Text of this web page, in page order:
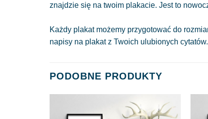
znajdzie się na twoim plakacie. Jest to
Każdy plakat możemy przygotować do
napisy na plakat z Twoich ulubionych cytatów.
PODOBNE PRODUKTY